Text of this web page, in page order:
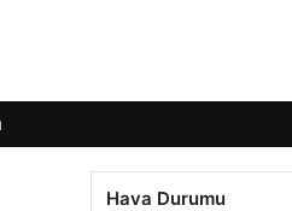
Hava Durumu